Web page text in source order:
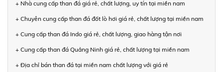
+ Nhà cung cấp than đá giá rẻ, chất lượng, uy tín tại miền nam
+ Chuyên cung cấp than đá đốt lò hơi giá rẻ, chất lượng tại miền nam
+ Cung cấp than đá Indo giá rẻ, chất lượng, giao hàng tận nơi
+ Cung cấp than đá Quảng Ninh giá rẻ, chất lượng tại miền nam
+ Địa chỉ bán than đá tại miền nam chất lượng với giá rẻ